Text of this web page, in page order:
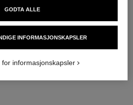
INFORMASJONSKAPSLER
GODTA ALLE
for informasjonskapsler